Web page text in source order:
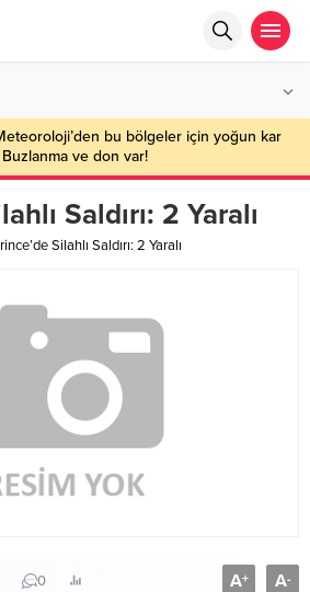
bu bölgeler için yoğun kar
Buzlanma ve don var!
Saldırı: 2 Yaralı
Silahlı Saldırı: 2 Yaralı
0 A+ A-